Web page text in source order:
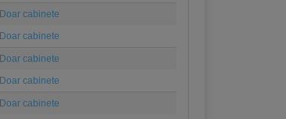
Doar cabinete
Doar cabinete
Doar cabinete
Doar cabinete
Doar cabinete